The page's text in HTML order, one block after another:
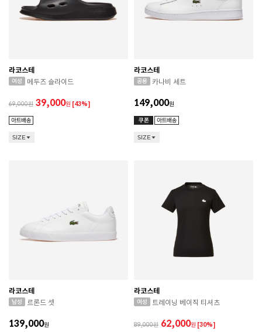
라코스테
메두즈 슬라이드
69,000 39,000원 [43%]
SIZE
라코스테
카나비 세트
149,000원
SIZE
라코스테
르론드 셋
139,000원
라코스테
트레이닝 베이직 티셔츠
89,000 62,000원 [30%]